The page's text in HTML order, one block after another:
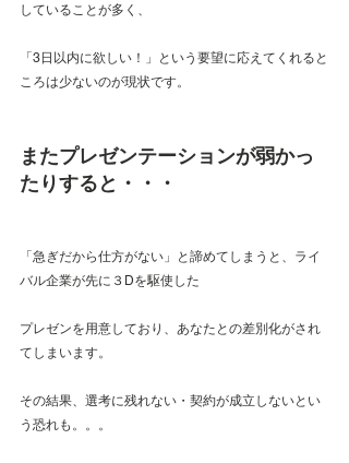
していることが多く、
「3日以内に欲しい！」という要望に応えてくれると
ころは少ないのが現状です。
またプレゼンテーションが弱かっ
たりすると・・・
「急ぎだから仕方がない」と諦めてしまうと、ライ
バル企業が先に３Dを駆使した
プレゼンを用意しており、あなたとの差別化がされ
てしまいます。
その結果、選考に残れない・契約が成立しないとい
う恐れも。。。